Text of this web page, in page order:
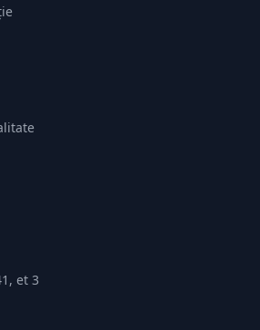
et 3